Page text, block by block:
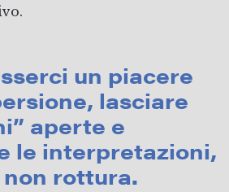
un piacere
lasciare
aperte e
le interpretazioni,
rottura.